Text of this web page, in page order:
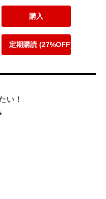
購入
定期購読 (27%OFF)
い！